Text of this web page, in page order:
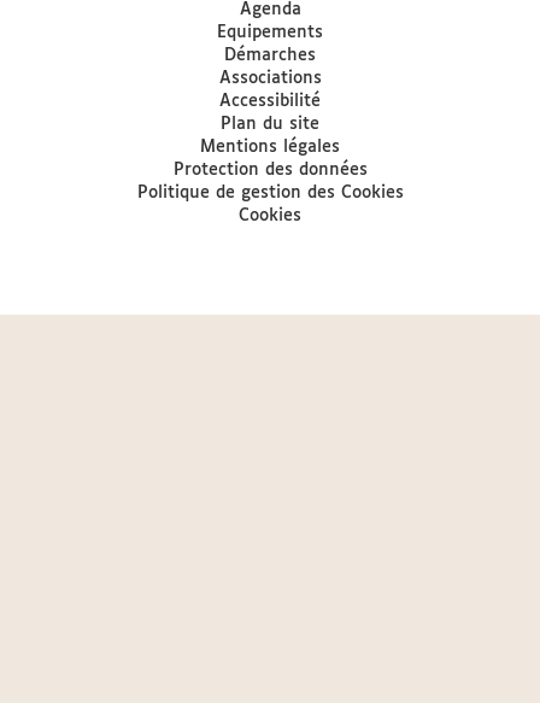
Agenda
Equipements
Démarches
Associations
Accessibilité
Plan du site
Mentions légales
Protection des données
Politique de gestion des Cookies
Cookies